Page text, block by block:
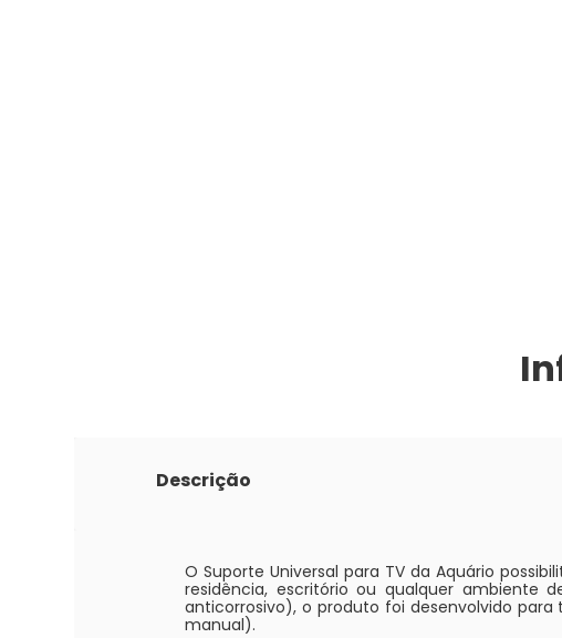
Descrição
O Suporte Universal para TV da Aquário
residência, escritório ou qualquer
anticorrosivo), o produto foi desenvolvido
manual).